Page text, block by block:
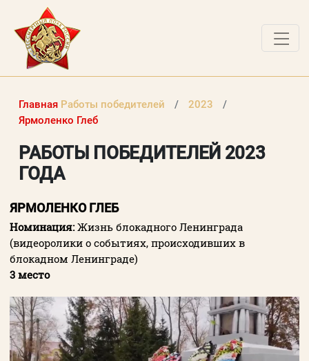
РАБОТЫ ПОБЕДИТЕЛЕЙ
ВХОД В ЛИЧНЫЙ КАБИНЕТ
Пароль
Главная Работы победителей
2023
Ярмоленко Глеб
РАБОТЫ ПОБЕДИТЕЛЕЙ 2023
ГОДА
ЯРМОЛЕНКО ГЛЕБ
Номинация:Жизнь блокадного Ленинграда
(видеоролики о событиях, происходивших в
блокадном Ленинграде)
3 место